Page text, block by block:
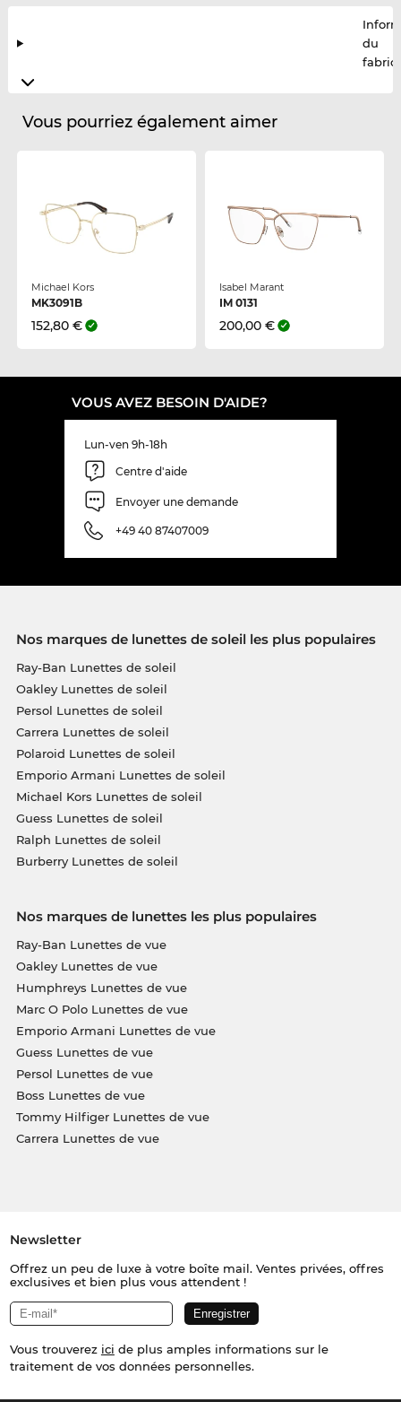
du
Vous pourriez également aimer
Michael Kors
MK3091B
152,80 €
Isabel Marant
IM 0131
200,00 €
VOUS AVEZ BESOIN D'AIDE?
Lun-ven 9h-18h
Centre d'aide
Envoyer une demande
+49 40 87407009
Nos marques de lunettes de soleil les plus populaires
Ray-Ban Lunettes de soleil
Oakley Lunettes de soleil
Persol Lunettes de soleil
Carrera Lunettes de soleil
Polaroid Lunettes de soleil
Emporio Armani Lunettes de soleil
Michael Kors Lunettes de soleil
Guess Lunettes de soleil
Ralph Lunettes de soleil
Burberry Lunettes de soleil
Nos marques de lunettes les plus populaires
Ray-Ban Lunettes de vue
Oakley Lunettes de vue
Humphreys Lunettes de vue
Marc O Polo Lunettes de vue
Emporio Armani Lunettes de vue
Guess Lunettes de vue
Persol Lunettes de vue
Boss Lunettes de vue
Tommy Hilfiger Lunettes de vue
Carrera Lunettes de vue
Newsletter
Offrez un peu de luxe à votre boîte mail. Ventes privées, offres
exclusives et bien plus vous attendent !
Vous trouverez ici de plus amples informations sur le
traitement de vos données personnelles.